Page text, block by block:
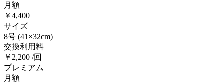
月額
￥4,400
サイズ
8号 (41×32cm)
交換利用料
￥2,200 /回
プレミアム
月額